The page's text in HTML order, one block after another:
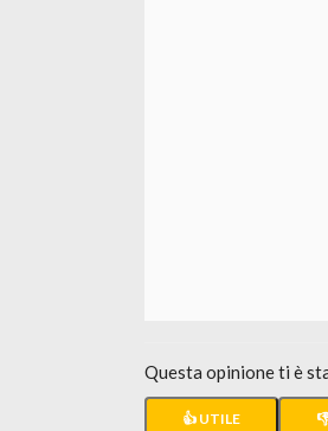
Questa opinione ti è
👍 UTILE